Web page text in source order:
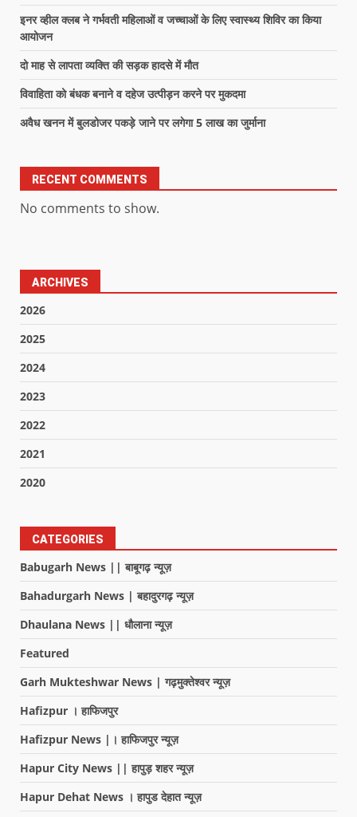
इनर व्हील क्लब ने गर्भवती महिलाओं व जच्चाओं के लिए स्वास्थ्य शिविर का किया
आयोजन
दो माह से लापता व्यक्ति की सड़क हादसे में मौत
विवाहिता को बंधक बनाने व दहेज उत्पीड़न करने पर मुकदमा
अवैध खनन में बुलडोजर पकड़े जाने पर लगेगा 5 लाख का जुर्माना
RECENT COMMENTS
No comments to show.
ARCHIVES
2026
2025
2024
2023
2022
2021
2020
CATEGORIES
Babugarh News || बाबूगढ़ न्यूज़
Bahadurgarh News | बहादुरगढ़ न्यूज़
Dhaulana News || धौलाना न्यूज़
Featured
Garh Mukteshwar News | गढ़मुक्तेश्वर न्यूज़
Hafizpur । हाफिजपुर
Hafizpur News |। हाफिजपुर न्यूज़
Hapur City News || हापुड़ शहर न्यूज़
Hapur Dehat News । हापुड देहात न्यूज़